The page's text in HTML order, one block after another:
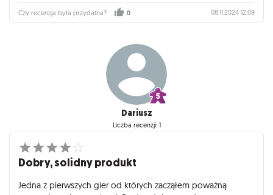
Czy recenzja była przydatna? 0 08.11.2024 12:09
Dariusz
Liczba recenzji: 1
Dobry, solidny produkt
Jedna z pierwszych gier od których zacząłem poważną